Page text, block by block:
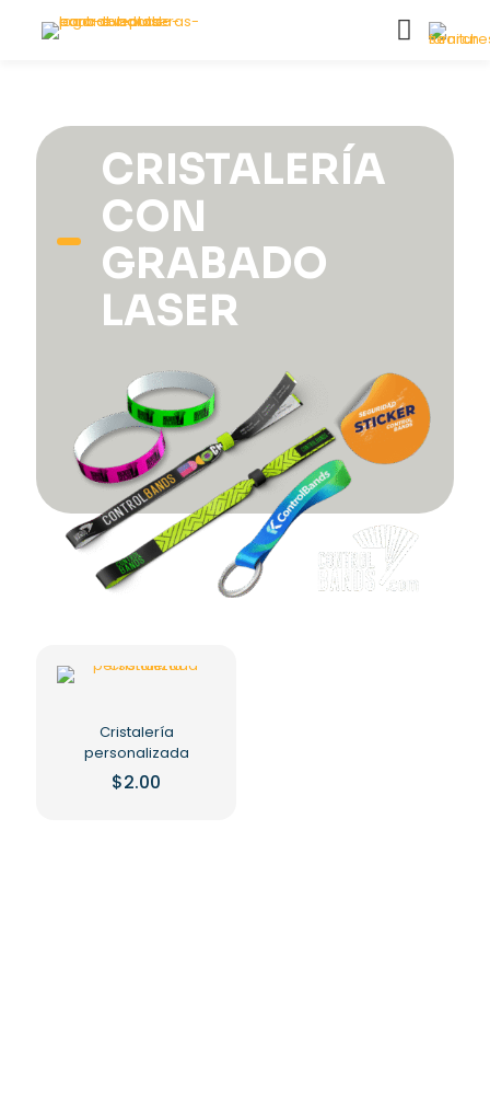
CRISTALERÍA
CON
GRABADO
LASER
Cristalería
personalizada
$2.00